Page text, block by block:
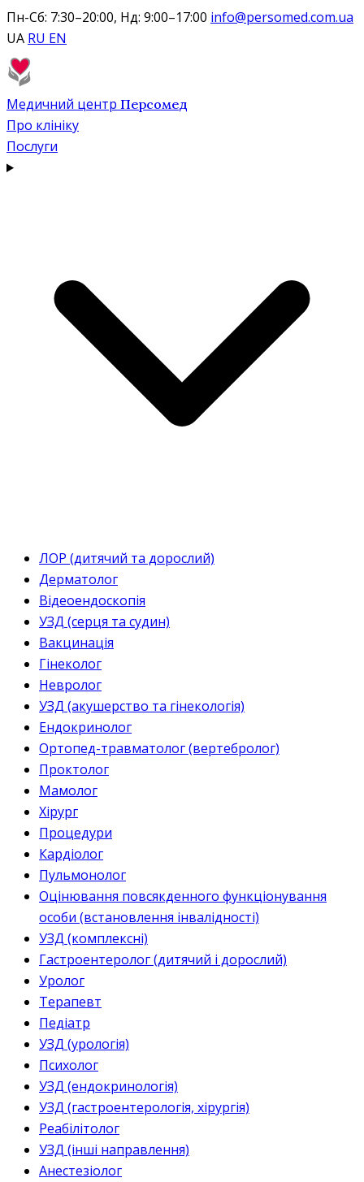
Пн-Сб: 7:30–20:00, Нд: 9:00–17:00 info@persomed.com.ua
UA RU EN
Медичний центр Персомед
Про клініку
Послуги
ЛОР (дитячий та дорослий)
Дерматолог
Відеоендоскопія
УЗД (серця та судин)
Вакцинація
Гінеколог
Невролог
УЗД (акушерство та гінекологія)
Ендокринолог
Ортопед-травматолог (вертебролог)
Проктолог
Мамолог
Хірург
Процедури
Кардіолог
Пульмонолог
Оцінювання повсякденного функціонування
особи (встановлення інвалідності)
УЗД (комплексні)
Гастроентеролог (дитячий і дорослий)
Уролог
Терапевт
Педіатр
УЗД (урологія)
Психолог
УЗД (ендокринологія)
УЗД (гастроентерологія, хірургія)
Реабілітолог
УЗД (інші направлення)
Анестезіолог